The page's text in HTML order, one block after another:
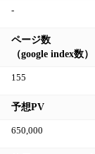
-
ページ数
（google index数）
155
予想PV
650,000